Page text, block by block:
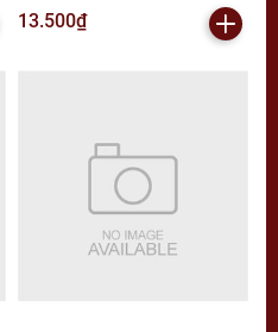
K546 (VAT 001-06-11) - K105-
T2-S12 (K5-T3-S6)
13.500₫